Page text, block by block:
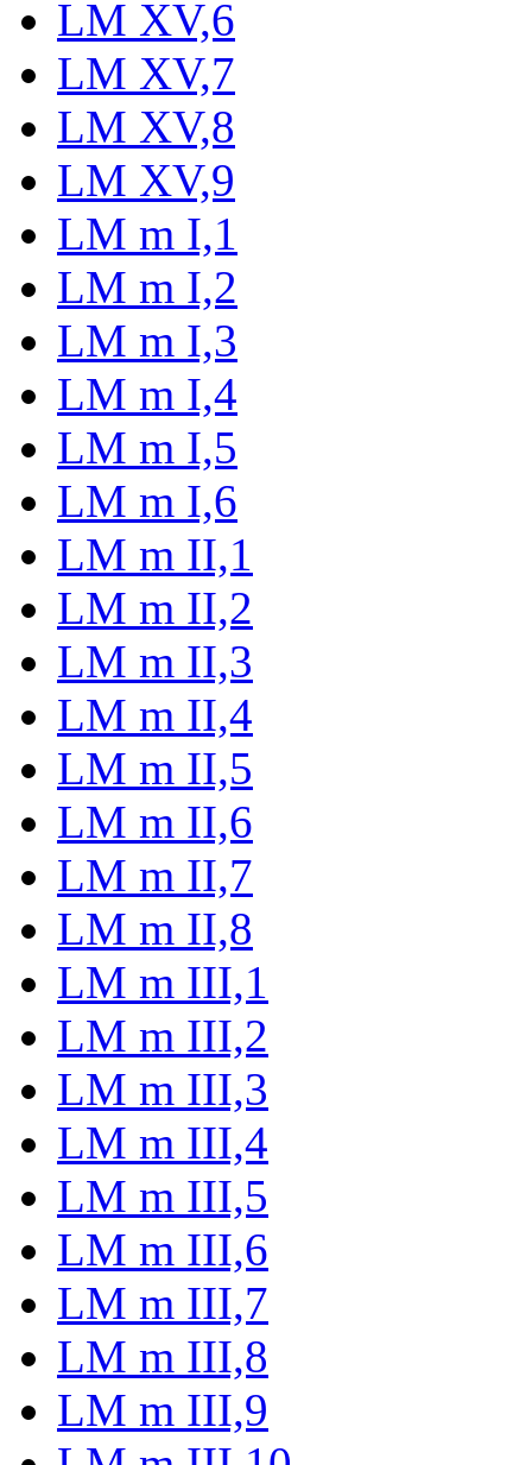
LM XV,6
LM XV,7
LM XV,8
LM XV,9
LM m I,1
LM m I,2
LM m I,3
LM m I,4
LM m I,5
LM m I,6
LM m II,1
LM m II,2
LM m II,3
LM m II,4
LM m II,5
LM m II,6
LM m II,7
LM m II,8
LM m III,1
LM m III,2
LM m III,3
LM m III,4
LM m III,5
LM m III,6
LM m III,7
LM m III,8
LM m III,9